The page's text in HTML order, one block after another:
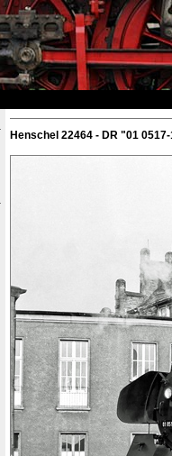
Henschel 22464 - DR "01